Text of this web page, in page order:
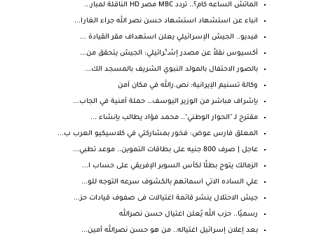
الماتش الساعه كام؟.. تردد MBC مصر HD الناقلة لمبار...
انباء عن استشهاد استشهاد حسن نصر الله جراء الغارا...
فيديو.. الجيش الإسرائيلي يعلن استهداف مقر القيادة ...
أكسيوس نقلاً عن مصدر إسُـ‘ـُرائيلي: الجيش يتحقق من...
بالصور الاحتفال بالمولد النبوي الشريف بالمسجد الك...
وكالة تسنيم الإيرانية: نص.رالله في مكان آمن
بإشراف مباشر من الوزير اليوسف… حملة أمنية في الجاب...
مقترح لـ "الحوار الوطني".. محمد فؤاد يطالب بإنشاء ...
المعلق فارس عوض: فخور بمشاركتي في كلاسيكيو العرب ب...
عاجل | صرف 800 جنيه على بطاقات التموين.. موعد تطبي...
الزمالك يتوج بطلًا لكأس السوبر الإفريقي على حساب ا...
علي الساده الاتي اسمائهم بالكشوف سرعه التوجه للو...
جيش الاحتلال ينشر قائمة اغتيالات فى صفوف قيادات حز...
رسميًا.. حزب الله يُعلن اغتيال حسن نصرالله
بعد إعلان إسرائيل اغتياله.. من هو حسن نصرالله أمين...